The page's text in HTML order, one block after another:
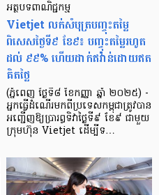
អត្ថបទពាណិជ្ជកម្ម
Vietjet លក់សំបុត្របញ្ចុះតម្លៃ
ពិសេសថ្ងៃទី៩ ខែ៩៖ បញ្ចុះតម្លៃរហូត
ដល់ ៩៩% ហើយដាក់ឥវ៉ាន់ដោយឥត
គិតថ្លៃ
(ភ្នំពេញ ថ្ងៃទី៨ ខែកញ្ញា ឆ្នាំ ២០២៥) -
អ្នកធ្វើដំណើរមកពីប្រទេសកម្ពុជាត្រូវបាន
អញ្ជើញឱ្យប្រារព្ធទិវាថ្ងៃទី៩ ខែ៩ ជាមួយ
ក្រុមហ៊ុន Vietjet ដើម្បីទ…